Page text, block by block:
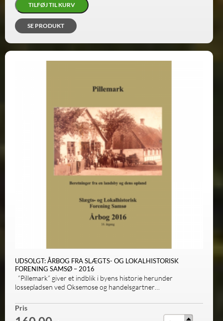
TILFØJ TIL KURV
SE PRODUKT
UDSOLGT: ÅRBOG FRA SLÆGTS- OG LOKALHISTORISK
FORENING SAMSØ – 2016
”Pillemark” giver et indblik i byens historie herunder
lossepladsen ved Oksemose og handelsgartner…
Pris